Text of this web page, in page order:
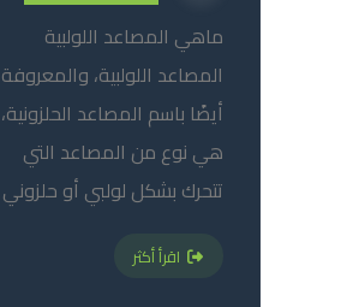
ماهي المصاعد اللولبية
المصاعد اللولبية، والمعروفة
أيضًا باسم المصاعد الحلزونية،
هي نوع من المصاعد التي
تتحرك بشكل لولبي أو
اقرأ أكثر